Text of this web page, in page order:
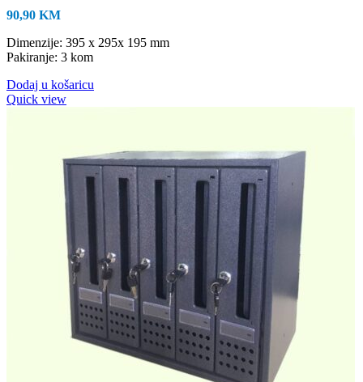
90,90 KM
Dimenzije: 395 x 295x 195 mm
Pakiranje: 3 kom
Dodaj u košaricu
Quick view